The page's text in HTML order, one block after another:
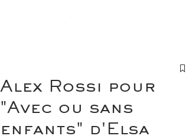
Alex Rossi pour
"Avec ou sans
enfants" d'Elsa